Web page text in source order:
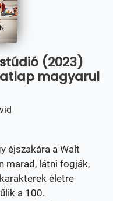
(2023)
magyarul
éjszakára a Walt
marad, látni fogják,
életre
a 100.